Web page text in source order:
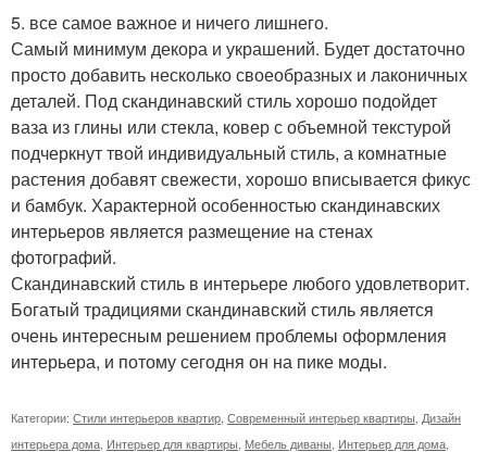
5. все самое важное и ничего лишнего.
Самый минимум декора и украшений. Будет достаточно
просто добавить несколько своеобразных и лаконичных
деталей. Под скандинавский стиль хорошо подойдет
ваза из глины или стекла, ковер с объемной текстурой
подчеркнут твой индивидуальный стиль, а комнатные
растения добавят свежести, хорошо вписывается фикус
и бамбук. Характерной особенностью скандинавских
интерьеров является размещение на стенах
фотографий.
Скандинавский стиль в интерьере любого удовлетворит.
Богатый традициями скандинавский стиль является
очень интересным решением проблемы оформления
интерьера, и потому сегодня он на пике моды.
Категории: Стили интерьеров квартир Современный интерьер квартиры Дизайн
интерьера дома Интерьер для квартиры Мебель диваны Интерьер для дома